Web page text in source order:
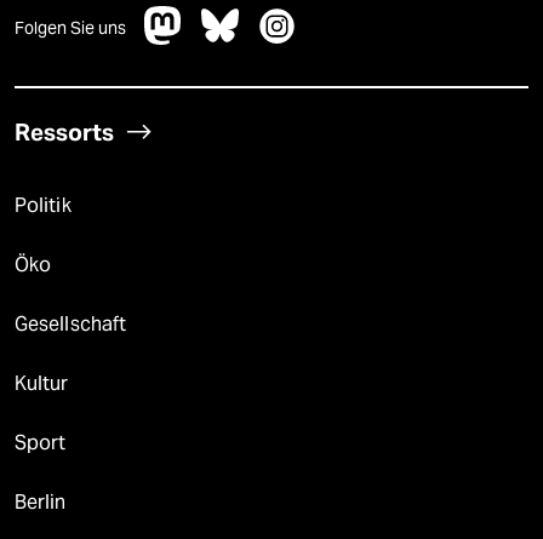
Folgen Sie uns
Ressorts
Politik
Öko
Gesellschaft
Kultur
Sport
Berlin